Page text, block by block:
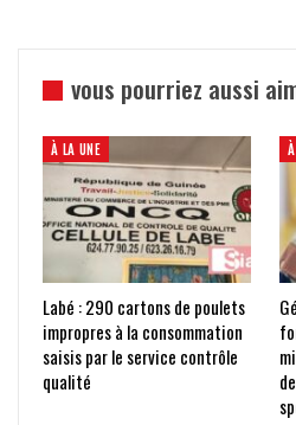
vous pourriez aussi
À LA UNE
Labé : 290 cartons de poulets
impropres à la consommation
saisis par le service contrôle
qualité